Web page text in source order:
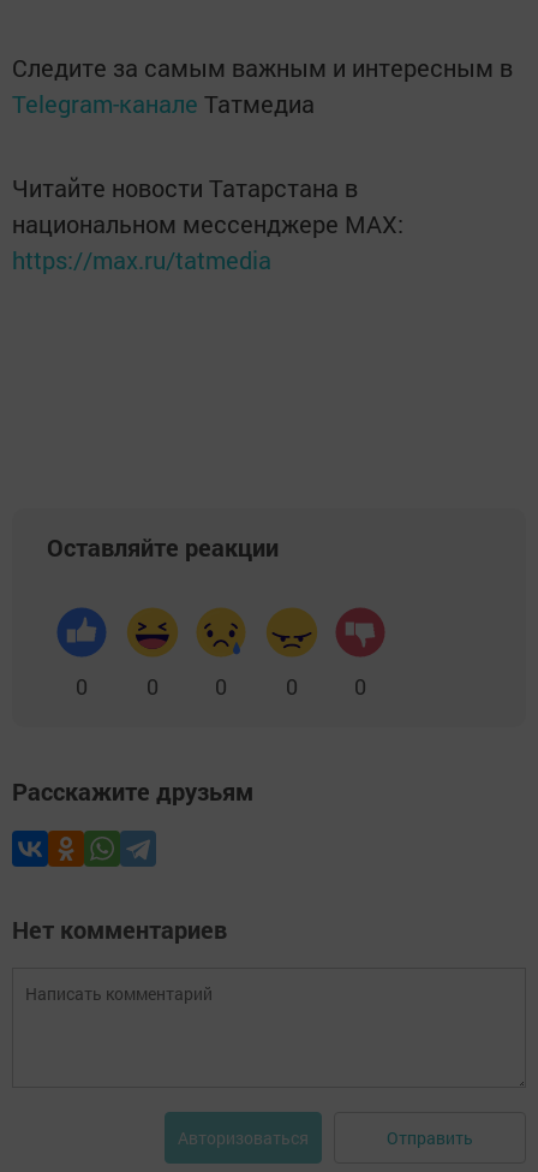
Следите за самым важным и интересным в
Telegram-канале Татмедиа
Читайте новости Татарстана в
национальном мессенджере MАХ:
https://max.ru/tatmedia
Оставляйте реакции
0 0 0 0 0
Расскажите друзьям
Нет комментариев
Авторизоваться Отправить